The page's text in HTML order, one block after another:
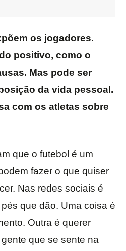
os jogadores.
positivo, como o
Mas pode ser
da vida pessoal.
com os atletas sobre
que o futebol é um
fazer o que quiser
Nas redes sociais é
que dão. Uma coisa é
Outra é querer
que se sente na